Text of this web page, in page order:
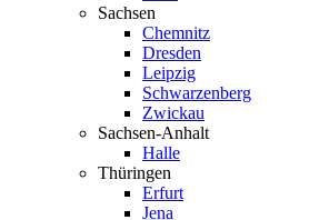
Sachsen
Chemnitz
Dresden
Leipzig
Schwar­zenberg
Zwickau
Sachsen-Anhalt
Halle
Thüringen
Erfurt
Jena